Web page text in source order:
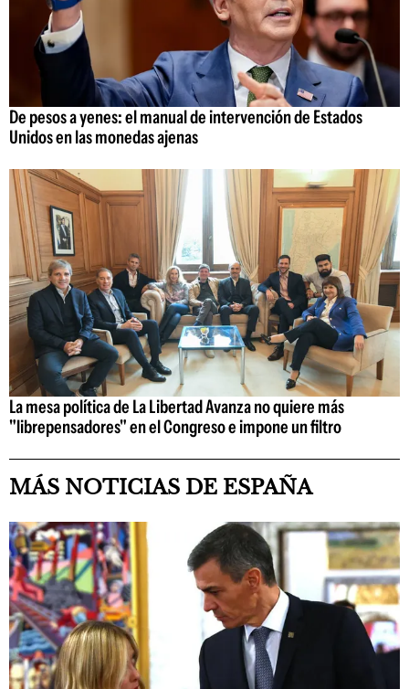
De pesos a yenes: el manual de intervención de Estados
Unidos en las monedas ajenas
La mesa política de La Libertad Avanza no quiere más
"librepensadores" en el Congreso e impone un filtro
MÁS NOTICIAS DE ESPAÑA